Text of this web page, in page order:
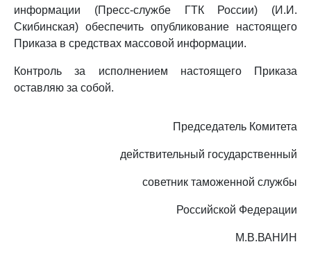
информации (Пресс-службе ГТК России) (И.И.
Скибинская) обеспечить опубликование настоящего
Приказа в средствах массовой информации.
Контроль за исполнением настоящего Приказа
оставляю за собой.
Председатель Комитета
действительный государственный
советник таможенной службы
Российской Федерации
М.В.ВАНИН